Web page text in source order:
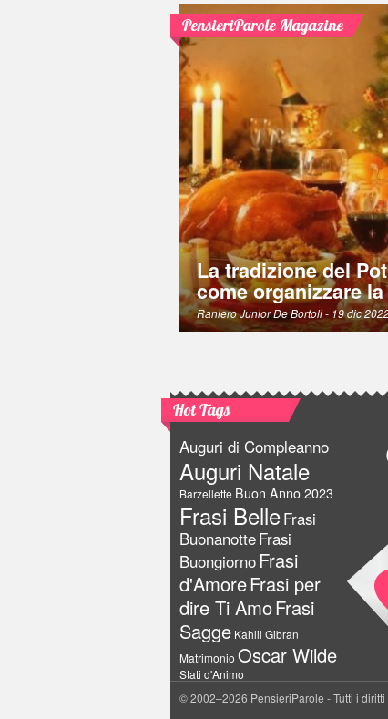
PensieriParole Magazine
La tradizione del
come organizzare
Raniero Junior De Bortoli- 19 dic
Hot Tags
Auguri di Compleanno
Auguri Natale
Barzellette Buon Anno 2023
Frasi BelleFrasi
BuonanotteFrasi
BuongiornoFrasi
d'AmoreFrasi per
dire Ti AmoFrasi
Sagge Kahlil Gibran
Matrimonio Oscar Wilde
Stati d'Animo
© 2002–2026 PensieriParole - Tutti i diritti